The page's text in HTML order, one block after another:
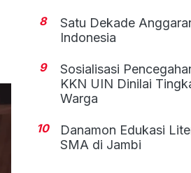
8
Satu Dekade
Indonesia
9
Sosialisasi
KKN UIN Dinilai
Warga
10
Danamon Edukasi
SMA di Jambi